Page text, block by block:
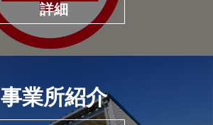
詳細
事業所紹介